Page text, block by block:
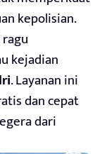
kepolisian.
kejadian
. Layanan ini
dan cepat
dari